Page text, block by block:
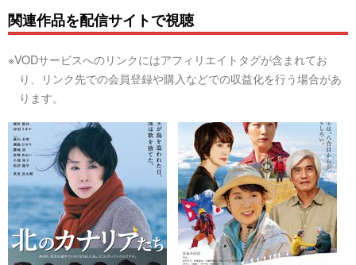
関連作品を配信サイトで視聴
※VODサービスへのリンクにはアフィリエイトタグが含まれてお
り、リンク先での会員登録や購入などでの収益化を行う場合があ
ります。